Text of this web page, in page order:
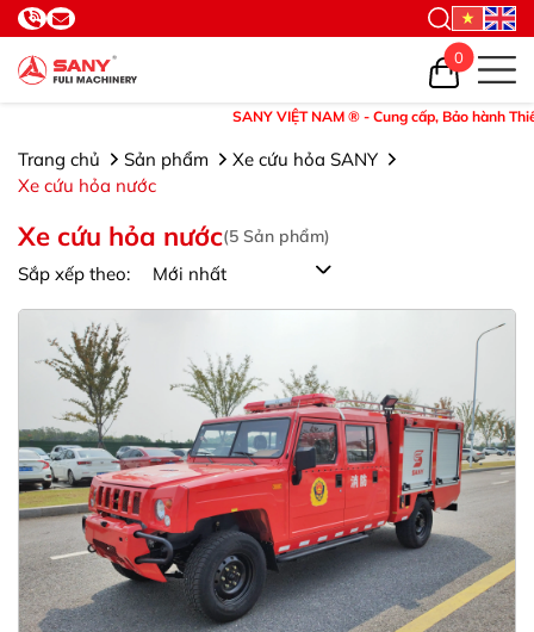
SANY VIỆT NAM ® - Cung cấp, Bảo hành Thiết bị
0
Trang chủ Sản phẩm
Xe cứu hỏa SANY
Xe cứu hỏa nước
Xe cứu hỏa nước(5 Sản phẩm)
Sắp xếp theo: